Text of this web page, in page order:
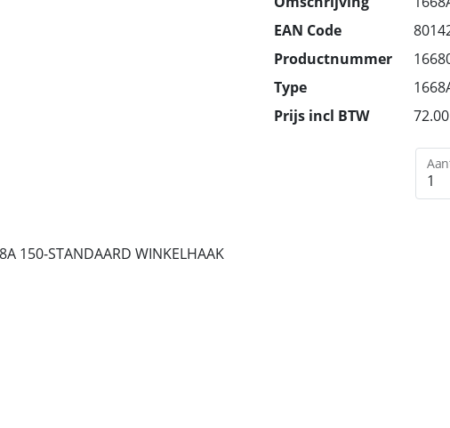
EAN Code
Productnummer
Type
Prijs incl BTW
72.00
150-STANDAARD WINKELHAAK